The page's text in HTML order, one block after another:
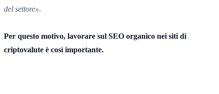
del settore».
Per questo motivo, lavorare sul SEO organico nei siti di
criptovalute è così importante.